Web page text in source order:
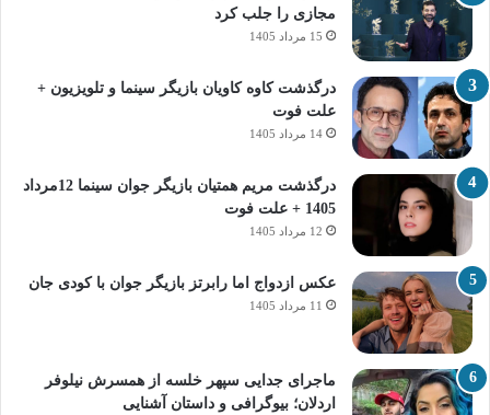
مجازی را جلب کرد
15 مرداد 1405
درگذشت کاوه کاویان بازیگر سینما و تلویزیون +
علت فوت
14 مرداد 1405
درگذشت مریم همتیان بازیگر جوان سینما 12مرداد
1405 + علت فوت
12 مرداد 1405
عکس ازدواج اما رابرتز بازیگر جوان با کودی جان
11 مرداد 1405
ماجرای جدایی سپهر خلسه از همسرش نیلوفر
اردلان؛ بیوگرافی و داستان آشنایی